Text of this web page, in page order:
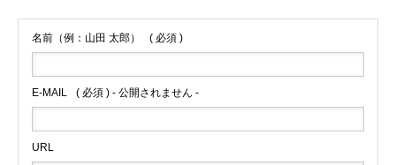
名前（例：山田 太郎） ( 必須 )
E-MAIL ( 必須 ) - 公開されません -
URL